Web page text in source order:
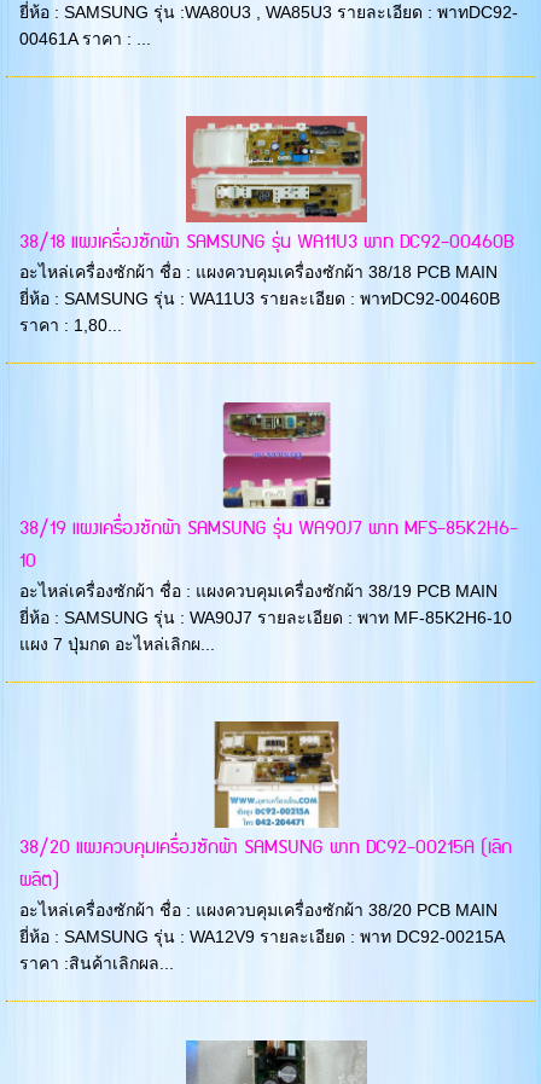
ยี่ห้อ : SAMSUNG รุ่น :WA80U3 , WA85U3 รายละเอียด : พาทDC92-
00461A ราคา : ...
38/18 แผงเครื่องซักผ้า SAMSUNG รุ่น WA11U3 พาท DC92-00460B
อะไหล่เครื่องซักผ้า ชื่อ : แผงควบคุมเครื่องซักผ้า 38/18 PCB MAIN
ยี่ห้อ : SAMSUNG รุ่น : WA11U3 รายละเอียด : พาทDC92-00460B
ราคา : 1,80...
38/19 แผงเครื่องซักผ้า SAMSUNG รุ่น WA90J7 พาท MFS-85K2H6-
10
อะไหล่เครื่องซักผ้า ชื่อ : แผงควบคุมเครื่องซักผ้า 38/19 PCB MAIN
ยี่ห้อ : SAMSUNG รุ่น : WA90J7 รายละเอียด : พาท MF-85K2H6-10
แผง 7 ปุ่มกด อะไหล่เลิกผ...
38/20 แผงควบคุมเครื่องซักผ้า SAMSUNG พาท DC92-00215A (เลิก
ผลิต)
อะไหล่เครื่องซักผ้า ชื่อ : แผงควบคุมเครื่องซักผ้า 38/20 PCB MAIN
ยี่ห้อ : SAMSUNG รุ่น : WA12V9 รายละเอียด : พาท DC92-00215A
ราคา :สินค้าเลิกผล...